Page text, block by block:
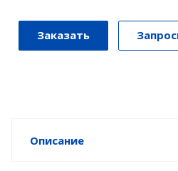
Заказать
Описание